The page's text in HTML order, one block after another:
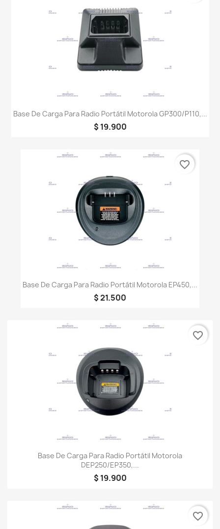
Base De Carga Para Radio Portátil Motorola GP300/P110,...
$ 19.900
Base De Carga Para Radio Portátil Motorola EP450,...
$ 21.500
favorite_border
Base De Carga Para Radio Portátil Motorola
DEP250/EP350,...
$ 19.900
favorite_border
favorite_border